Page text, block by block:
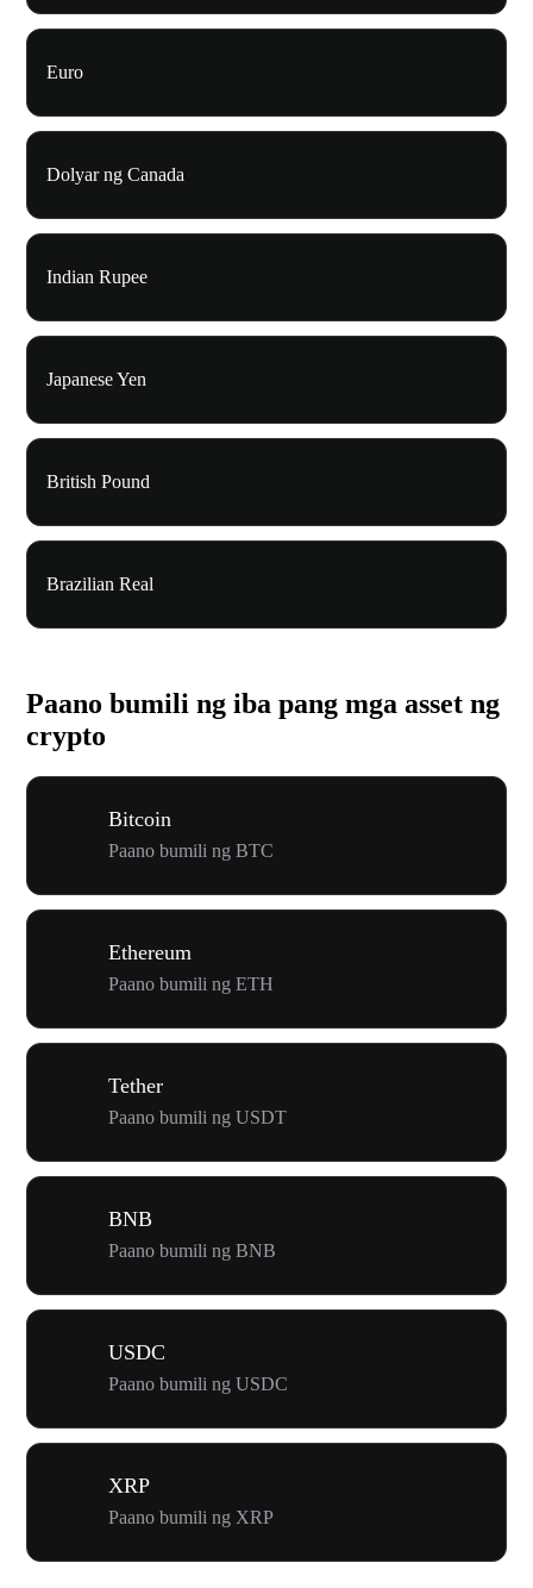
Euro
Dolyar ng Canada
Indian Rupee
Japanese Yen
British Pound
Brazilian Real
Paano bumili ng iba pang mga asset ng
crypto
Bitcoin
Paano bumili ng BTC
Ethereum
Paano bumili ng ETH
Tether
Paano bumili ng USDT
BNB
Paano bumili ng BNB
USDC
Paano bumili ng USDC
XRP
Paano bumili ng XRP